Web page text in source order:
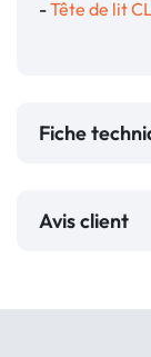
-Tête de lit
Fiche
Avis client